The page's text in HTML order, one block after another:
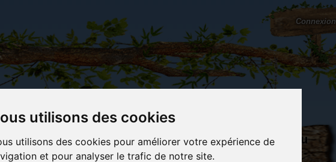
utilisons des cookies
utilisons des cookies pour améliorer votre expérience de
et pour analyser le trafic de notre site.
Connexion
Carterie
Activités
manuelles,
Objets déco et
cadeaux
Du côté du
blog...